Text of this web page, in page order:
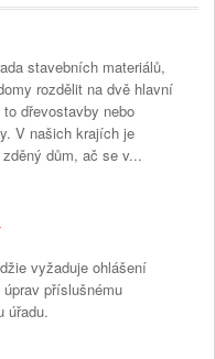
stavebních materiálů,
rozdělit na dvě hlavní
dřevostavby nebo
V našich krajích je
dům, ač se v...
vyžaduje ohlášení
příslušnému
úřadu.